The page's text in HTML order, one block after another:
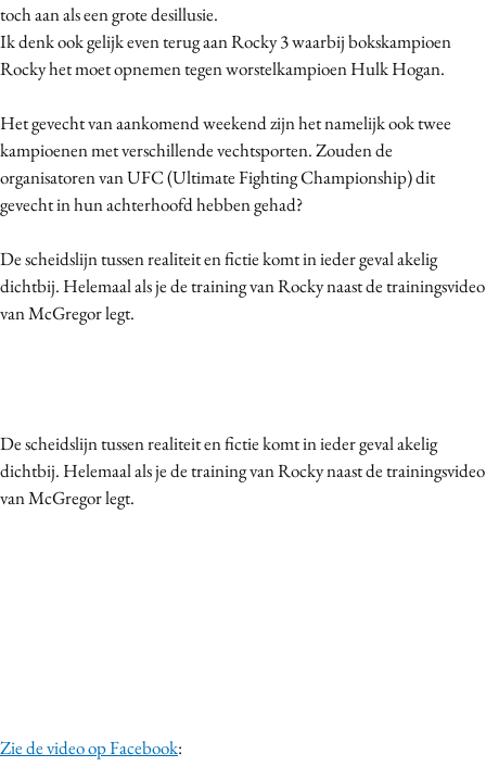
Digital transformation
Diversiteit
Effectiviteit
Gedragsverandering
Influencer marketing
Interne communicatie
Martech
Media
Merkstrategie
PR
toch aan als een grote desillusie.
Ik denk ook gelijk even terug aan Rocky 3 waarbij bokskampioen
Rocky het moet opnemen tegen worstelkampioen Hulk Hogan.
Het gevecht van aankomend weekend zijn het namelijk ook twee
kampioenen met verschillende vechtsporten. Zouden de
organisatoren van UFC (Ultimate Fighting Championship) dit
gevecht in hun achterhoofd hebben gehad?
De scheidslijn tussen realiteit en fictie komt in ieder geval akelig
dichtbij. Helemaal als je de training van Rocky naast de trainingsvideo
van McGregor legt.
De scheidslijn tussen realiteit en fictie komt in ieder geval akelig
dichtbij. Helemaal als je de training van Rocky naast de trainingsvideo
van McGregor legt.
Zie de video op Facebook: